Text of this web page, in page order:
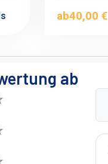
ab40,00 €
ab